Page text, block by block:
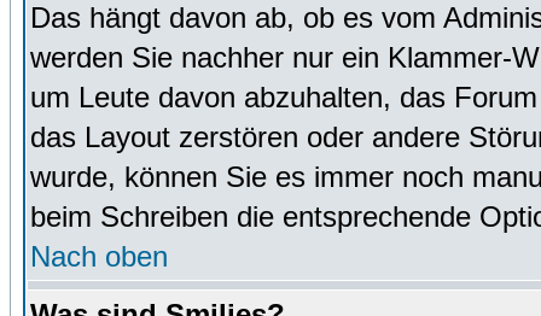
Das hängt davon ab, ob es vom
werden Sie nachher nur ein Klammer-
um Leute davon abzuhalten, das
das Layout zerstören oder andere
wurde, können Sie es immer noch
beim Schreiben die entsprechende
Nach oben